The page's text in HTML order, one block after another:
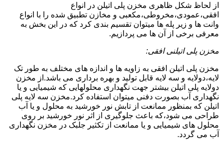
از لحاظ شکل ظاهری مخزن پلی اتیلن در انواع
افقی،عمودی،مخروطی،مکعبی و مخازن تطبیق شده را با انواع
وانت ها و زیر پله ها میتوان تقسیم بندی کرد که در این بخش به
معرفی برخی از آن ها می پردازیم.
مخزن پلی اتیلنی افقی:
مخزن پلی اتیلن افقی به زاویه ها و اندازه های مختلف به طور تک
لایه،دولایه و سه لایه قابل تولید و بهره برداری می باشد.از مخزن
دولایه پلی اتیلن بیشتر جهت نگهداری محلولهایی که شیمیایی و یا
نگهداری آب بصورت دفنی میتوان استفاده کرد.مخزن سه لایه پلی
اتیلن که بمنظور ممانعت از تابش نور خورشید به محلول و یا آب
طراحی می شود،که باعث جلوگیری از اثر نور خورشید بر روی
محلول های شیمیایی و یا ممانعت از تکثیر جلبک در مخزن نگهداری
آب می گردد.